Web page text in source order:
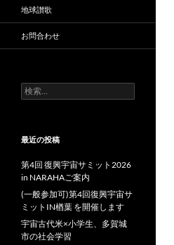
地球讃歌
お問合わせ
検
索:
最近の投稿
第4回 復興宇宙サミット2026
in NARAHAご案内
(一般参加可)第4回復興宇宙サ
ミットIN楢葉 を開催します
宇宙古代米×小学生、多賀城
市の社会学習